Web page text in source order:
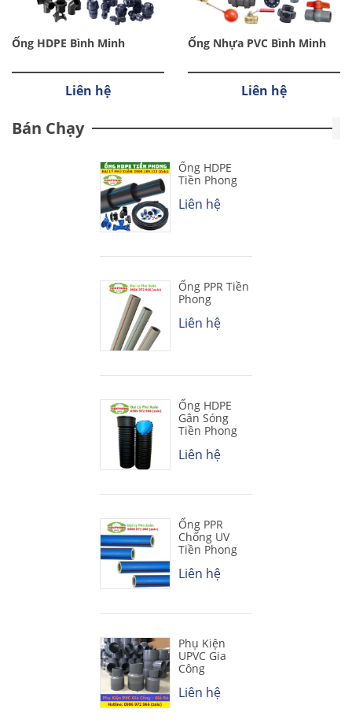
Ống HDPE Bình Minh
Liên hệ
Ống Nhựa PVC Bình Minh
Liên hệ
Bán Chạy
Ống HDPE
Tiền Phong
Liên hệ
Ống PPR Tiền
Phong
Liên hệ
Ống HDPE
Gân Sóng
Tiền Phong
Liên hệ
Ống PPR
Chống UV
Tiền Phong
Liên hệ
Phụ Kiện
UPVC Gia
Công
Liên hệ